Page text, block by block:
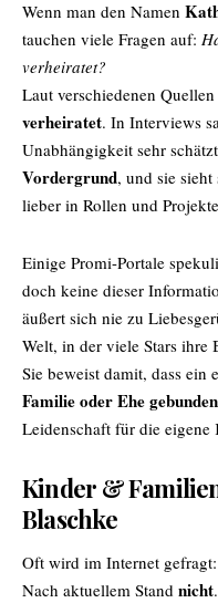
Wenn man den Namen
tauchen viele Fragen auf:
verheiratet?
Laut verschiedenen
verheiratet. In Interviews
Unabhängigkeit sehr
Vordergrund, und sie
lieber in Rollen und
Einige Promi-Portale
doch keine dieser
äußert sich nie zu
Welt, in der viele Stars ihre
Sie beweist damit, dass ein
Familie oder Ehe gebunden
Leidenschaft für die eigene
Kinder &
Blaschke
Oft wird im Internet gefragt:
Nach aktuellem Stand nicht